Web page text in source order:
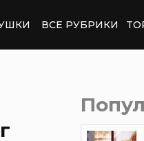
ВСЕ РУБРИКИ